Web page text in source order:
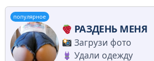
популярное
РАЗДЕНЬ МЕНЯ
Загрузи фото
Удали одежду